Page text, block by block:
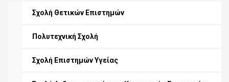
Σχολή Θετικών Επιστημών
Πολυτεχνική Σχολή
Σχολή Επιστημών Υγείας